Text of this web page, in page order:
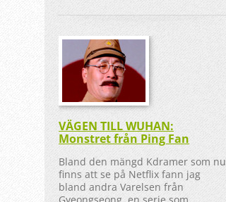
VÄGEN TILL WUHAN:
Monstret från Ping Fan
Bland den mängd Kdramer som nu
finns att se på Netflix fann jag
bland andra Varelsen från